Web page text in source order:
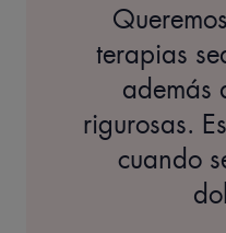
terapias
además
rigurosas.
cuando